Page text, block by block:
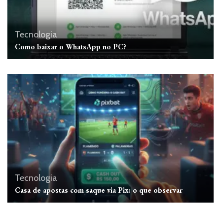
Tecnologia
Como baixar o WhatsApp no ​​PC?
Tecnologia
Casa de apostas com saque via Pix: o que observar